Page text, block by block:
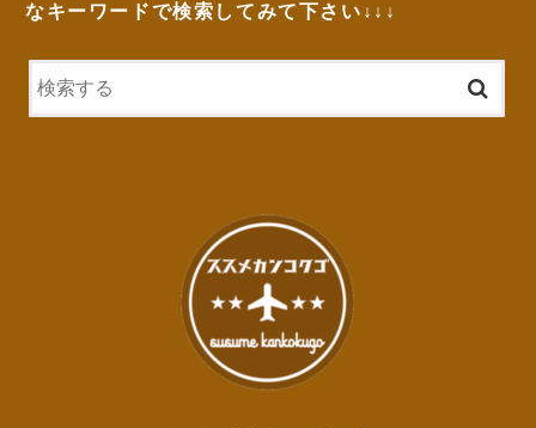
なキーワードで検索してみて下さい↓↓↓